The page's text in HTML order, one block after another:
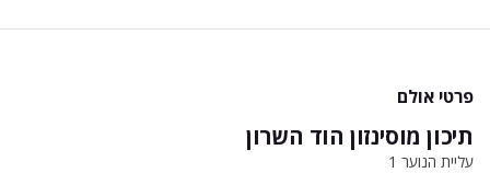
פרטי אולם
תיכון מוסינזון הוד השרון
עליית הנוער 1